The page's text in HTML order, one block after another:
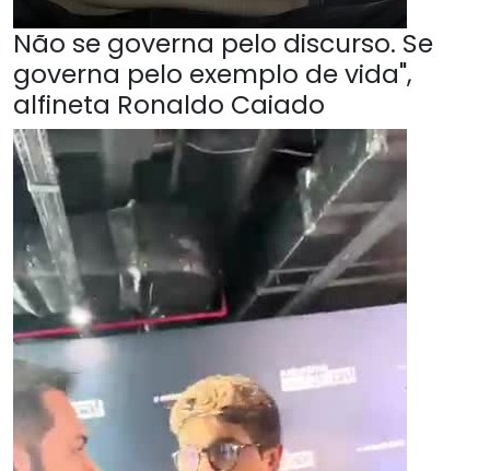
Não se governa pelo discurso. Se
governa pelo exemplo de vida",
alfineta Ronaldo Caiado